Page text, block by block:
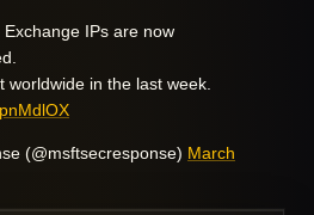
Exchange IPs are now
worldwide in the last week.
(@msftsecresponse) March